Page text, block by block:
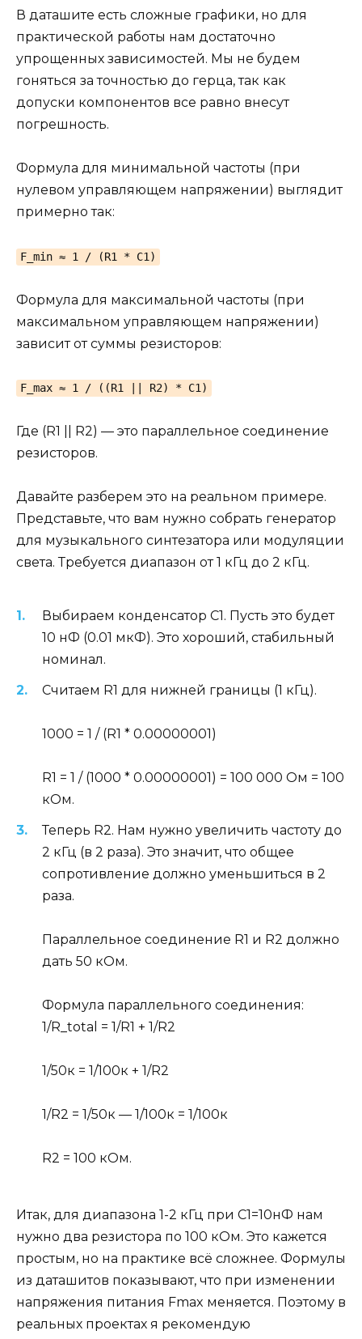
В даташите есть сложные графики, но для
практической работы нам достаточно
упрощенных зависимостей. Мы не будем
гоняться за точностью до герца, так как
допуски компонентов все равно внесут
погрешность.
Формула для минимальной частоты (при
нулевом управляющем напряжении) выглядит
примерно так:
F_min ≈ 1 / (R1 * C1)
Формула для максимальной частоты (при
максимальном управляющем напряжении)
зависит от суммы резисторов:
F_max ≈ 1 / ((R1 || R2) * C1)
Где (R1 || R2) — это параллельное соединение
резисторов.
Давайте разберем это на реальном примере.
Представьте, что вам нужно собрать генератор
для музыкального синтезатора или модуляции
света. Требуется диапазон от 1 кГц до 2 кГц.
Выбираем конденсатор C1. Пусть это будет
10 нФ (0.01 мкФ). Это хороший, стабильный
номинал.
Считаем R1 для нижней границы (1 кГц).
1000 = 1 / (R1 * 0.00000001)
R1 = 1 / (1000 * 0.00000001) = 100 000 Ом = 100
кОм.
Теперь R2. Нам нужно увеличить частоту до
2 кГц (в 2 раза). Это значит, что общее
сопротивление должно уменьшиться в 2
раза.
Параллельное соединение R1 и R2 должно
дать 50 кОм.
Формула параллельного соединения:
1/R_total = 1/R1 + 1/R2
1/50к = 1/100к + 1/R2
1/R2 = 1/50к — 1/100к = 1/100к
R2 = 100 кОм.
Итак, для диапазона 1-2 кГц при C1=10нФ нам
нужно два резистора по 100 кОм. Это кажется
простым, но на практике всё сложнее. Формулы
из даташитов показывают, что при изменении
напряжения питания Fmax меняется. Поэтому в
реальных проектах я рекомендую